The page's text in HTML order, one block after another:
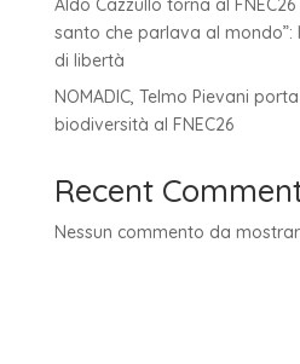
santo che parlava al
di libertà
NOMADIC, Telmo Pievani
biodiversità al FNEC26
Recent
Nessun commento da